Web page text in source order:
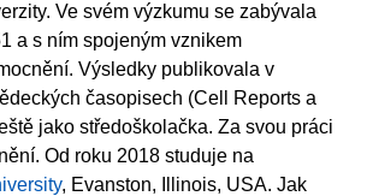
Ve svém výzkumu se zabývala
a s ním spojeným vznikem
Výsledky publikovala v
časopisech (Cell Reports a
jako středoškolačka. Za svou práci
Od roku 2018 studuje na
, Evanston, Illinois, USA. Jak